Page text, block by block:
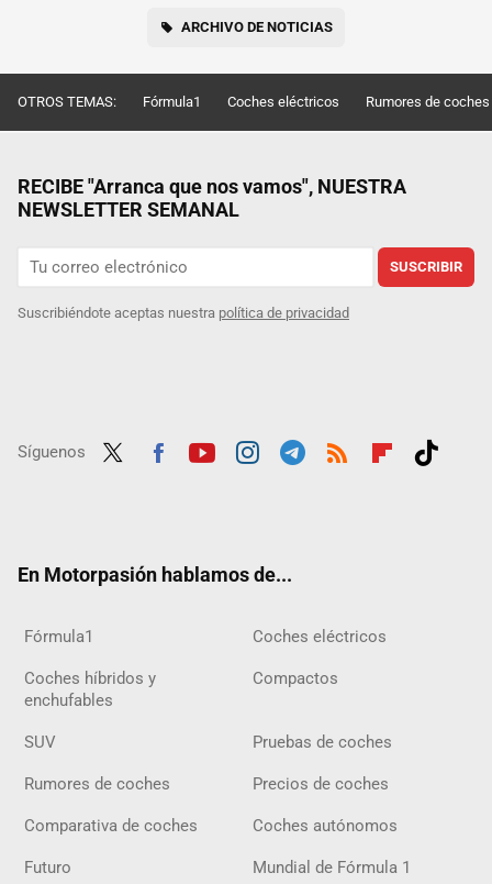
ARCHIVO DE NOTICIAS
OTROS TEMAS: Fórmula1 Coches eléctricos Rumores de coches
RECIBE "Arranca que nos vamos", NUESTRA
NEWSLETTER SEMANAL
SUSCRIBIR
Suscribiéndote aceptas nuestra política de privacidad
Síguenos
En Motorpasión hablamos de...
Fórmula1 Coches eléctricos
Coches híbridos y
enchufables
Compactos
SUV Pruebas de coches
Rumores de coches Precios de coches
Comparativa de coches Coches autónomos
Futuro Mundial de Fórmula 1